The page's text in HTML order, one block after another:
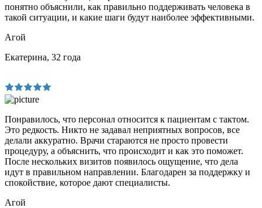
понятно объяснили, как правильно поддерживать человека в
такой ситуации, и какие шаги будут наиболее эффективными.
Агой
Екатерина, 32 года
Понравилось, что персонал относится к пациентам с тактом.
Это редкость. Никто не задавал неприятных вопросов, все
делали аккуратно. Врачи стараются не просто провести
процедуру, а объяснить, что происходит и как это поможет.
После нескольких визитов появилось ощущение, что дела
идут в правильном направлении. Благодарен за поддержку и
спокойствие, которое дают специалисты.
Агой